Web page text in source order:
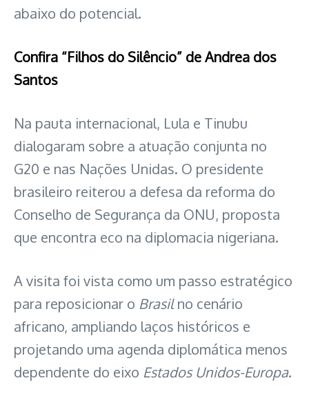
abaixo do potencial.
Confira “Filhos do Silêncio” de Andrea dos
Santos
Na pauta internacional, Lula e Tinubu
dialogaram sobre a atuação conjunta no
G20 e nas Nações Unidas. O presidente
brasileiro reiterou a defesa da reforma do
Conselho de Segurança da ONU, proposta
que encontra eco na diplomacia nigeriana.
A visita foi vista como um passo estratégico
para reposicionar o Brasilno cenário
africano, ampliando laços históricos e
projetando uma agenda diplomática menos
dependente do eixo Estados Unidos-Europa.